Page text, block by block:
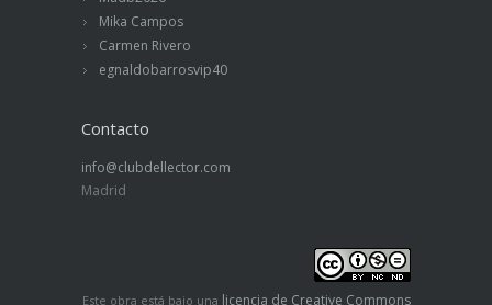
Mika Campos
Carmen Rivero
egnaldobarrosvip40
Contacto
info@clubdellector.com
Madrid
Este obra está bajo una licencia de Creative Commons